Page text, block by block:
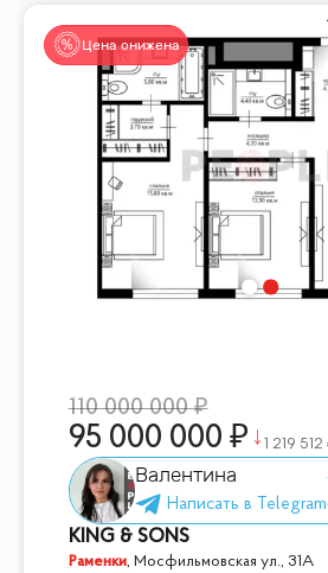
Цена снижена
110 000 000
95 000 000 1 219 512
Валентина
KING & SONS
Раменки, Мосфильмовская ул., 31А